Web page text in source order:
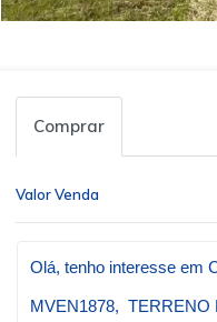
Comprar
Valor Venda